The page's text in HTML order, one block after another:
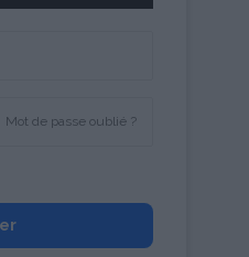
Mot de passe oublié ?